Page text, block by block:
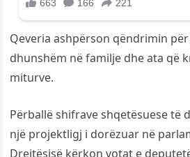
Qeveria ashpërson qëndrimin
dhunshëm në familje dhe ata që
miturve.
Përballë shifrave shqetësuese të
një projektligj i dorëzuar në
Drejtësisë kërkon votat e